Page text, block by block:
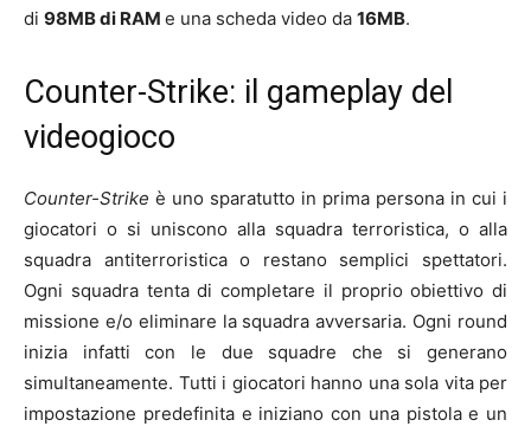
di 98MBdi RAM e una scheda video da 16MB.
Counter-Strike: il gameplay del
videogioco
Counter-Strike è uno sparatutto in prima persona in cui i
giocatori o si uniscono alla squadra terroristica, o alla
squadra antiterroristica o restano semplici spettatori.
Ogni squadra tenta di completare il proprio obiettivo di
missione e/o eliminare la squadra avversaria. Ogni round
inizia infatti con le due squadre che si generano
simultaneamente. Tutti i giocatori hanno una sola vita per
impostazione predefinita e iniziano con una pistola e un